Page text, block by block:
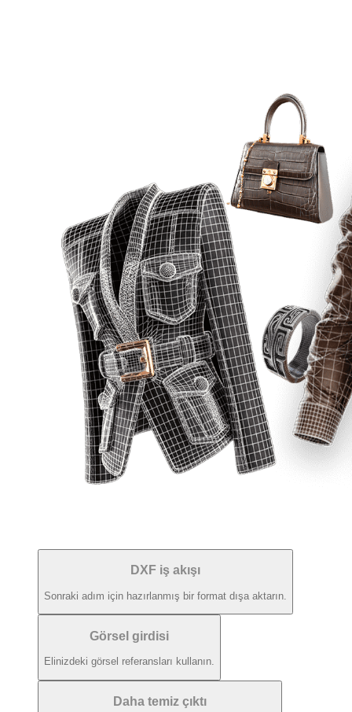
DXF iş akışı
Sonraki adım için hazırlanmış bir format dışa aktarın.
Görsel girdisi
Elinizdeki görsel referansları kullanın.
Daha temiz çıktı